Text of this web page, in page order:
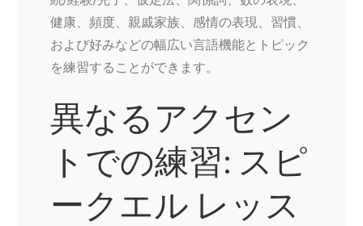
健康、頻度、親戚家族、感情の表現、習慣、
および好みなどの幅広い言語機能とトピック
を練習することができます。
異なるアクセン
トでの練習: スピ
ークエル レッス